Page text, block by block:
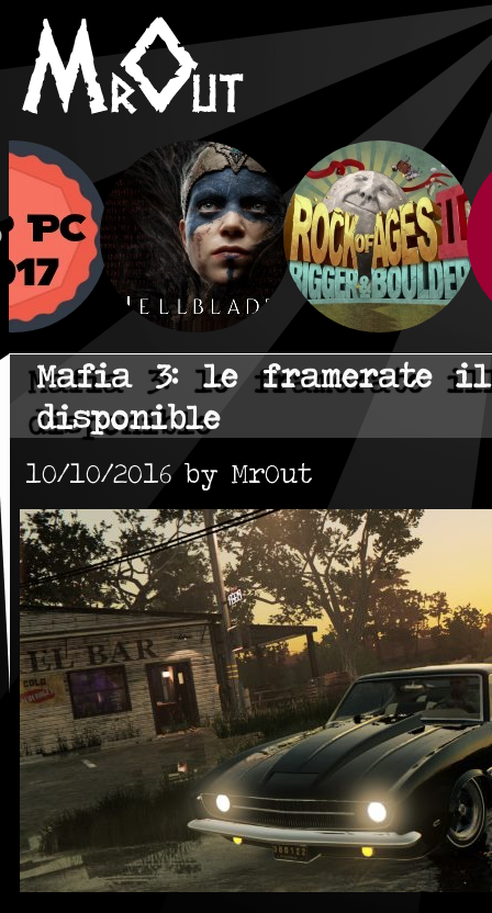
Mafia 3: le framerate
disponible
10/10/2016 by MrOut